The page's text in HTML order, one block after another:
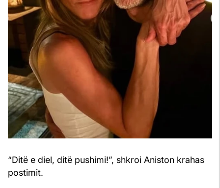
“Ditë e diel, ditë pushimi!”, shkroi Aniston krahas
postimit.